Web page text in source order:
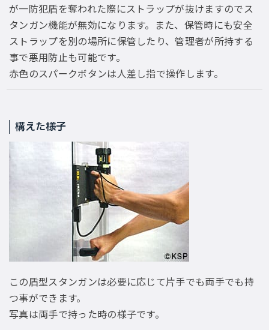
が一防犯盾を奪われた際にストラップが抜けますのでス
タンガン機能が無効になります。また、保管時にも安全
ストラップを別の場所に保管したり、管理者が所持する
事で悪用防止も可能です。
赤色のスパークボタンは人差し指で操作します。
構えた様子
この盾型スタンガンは必要に応じて片手でも両手でも持
つ事ができます。
写真は両手で持った時の様子です。